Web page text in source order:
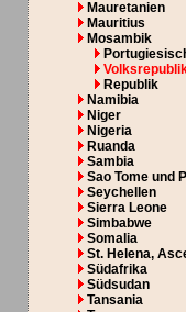
Mauretanien
Mauritius
Mosambik
Republik
Namibia
Niger
Nigeria
Ruanda
Sambia
Sao Tome und
Seychellen
Sierra Leone
Simbabwe
Somalia
St. Helena,
Südafrika
Südsudan
Tansania